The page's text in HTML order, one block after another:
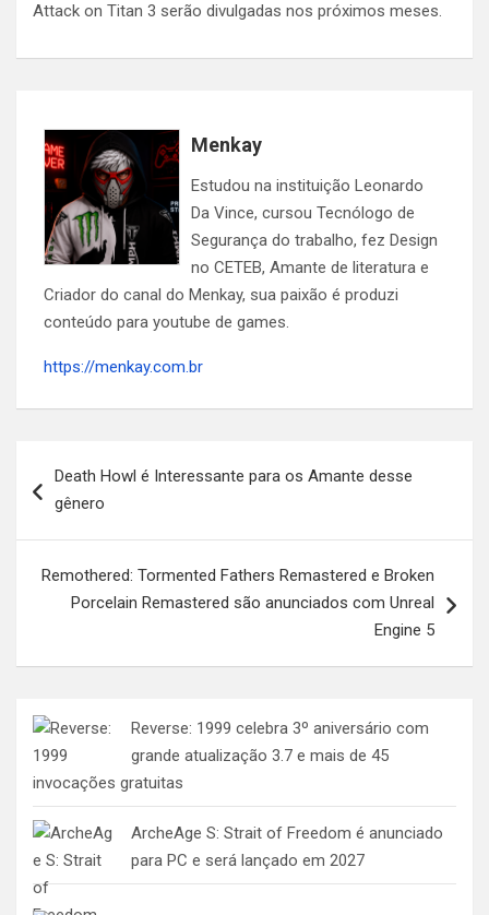
Attack on Titan 3 serão divulgadas nos próximos meses.
Menkay
Estudou na instituição Leonardo
Da Vince, cursou Tecnólogo de
Segurança do trabalho, fez Design
no CETEB, Amante de literatura e
Criador do canal do Menkay, sua paixão é produzi
conteúdo para youtube de games.
https://menkay.com.br
de
Death Howl é Interessante para os Amante desse
gênero
Remothered: Tormented Fathers Remastered e Broken
Porcelain Remastered são anunciados com Unreal
Engine 5
Reverse: 1999 celebra 3º aniversário com
grande atualização 3.7 e mais de 45
invocações gratuitas
ArcheAge S: Strait of Freedom é anunciado
para PC e será lançado em 2027